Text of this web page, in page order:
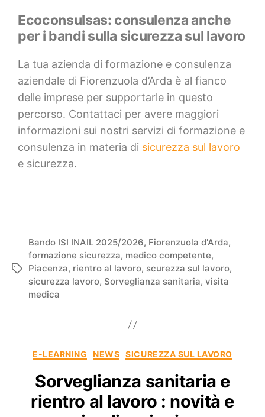
Ecoconsulsas: consulenza anche
per i bandi sulla sicurezza sul lavoro
La tua azienda di formazione e consulenza
aziendale di Fiorenzuola d’Arda è al fianco
delle imprese per supportarle in questo
percorso. Contattaci per avere maggiori
informazioni sui nostri servizi di formazione e
consulenza in materia di sicurezza sul lavoro
e sicurezza.
Bando ISI INAIL 2025/2026, Fiorenzuola d'Arda,
formazione sicurezza, medico competente,
Piacenza, rientro al lavoro, scurezza sul lavoro,
sicurezza lavoro, Sorveglianza sanitaria, visita
medica
E-LEARNING NEWS SICUREZZA SUL LAVORO
Sorveglianza sanitaria e
rientro al lavoro : novità e